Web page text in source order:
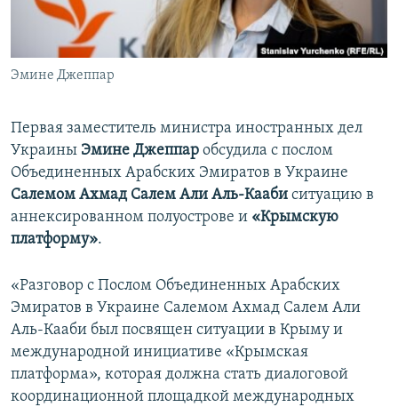
ПОБЕДИТЕЛЕЙ НЕ СУДЯТ?
КРЫМ.НЕПОКОРЕННЫЙ
ELIFBE
ПРИСОЕДИНЯЙТЕСЬ!
Все сайты RFE/RL
Эмине Джеппар
Первая заместитель министра иностранных дел
Украины Эмине Джеппар обсудила с послом
Объединенных Арабских Эмиратов в Украине
Салемом Ахмад Салем Али Аль-Кааби ситуацию в
аннексированном полуострове и «Крымскую
платформу».
«Разговор с Послом Объединенных Арабских
Эмиратов в Украине Салемом Ахмад Салем Али
Аль-Кааби был посвящен ситуации в Крыму и
международной инициативе «Крымская
платформа», которая должна стать диалоговой
координационной площадкой международных